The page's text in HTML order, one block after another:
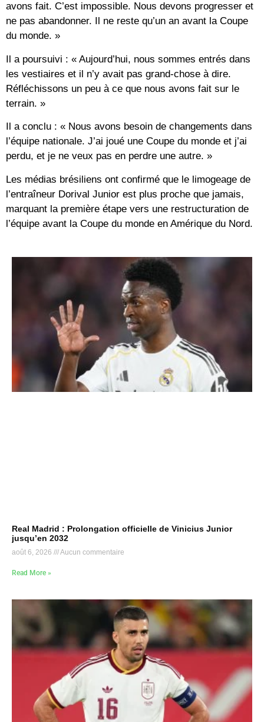
avons fait. C’est impossible. Nous devons progresser et
ne pas abandonner. Il ne reste qu’un an avant la Coupe
du monde. »
Il a poursuivi : « Aujourd’hui, nous sommes entrés dans
les vestiaires et il n’y avait pas grand-chose à dire.
Réfléchissons un peu à ce que nous avons fait sur le
terrain. »
Il a conclu : « Nous avons besoin de changements dans
l’équipe nationale. J’ai joué une Coupe du monde et j’ai
perdu, et je ne veux pas en perdre une autre. »
Les médias brésiliens ont confirmé que le limogeage de
l’entraîneur Dorival Junior est plus proche que jamais,
marquant la première étape vers une restructuration de
l’équipe avant la Coupe du monde en Amérique du Nord.
Real Madrid : Prolongation officielle de Vinicius Junior
jusqu’en 2032
août 6, 2026 Aucun commentaire
Read More »